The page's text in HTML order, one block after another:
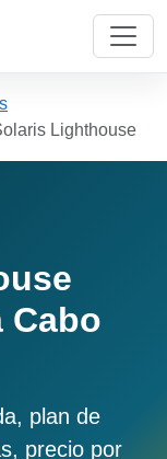
Lighthouse
Cabo
plan de
precio por